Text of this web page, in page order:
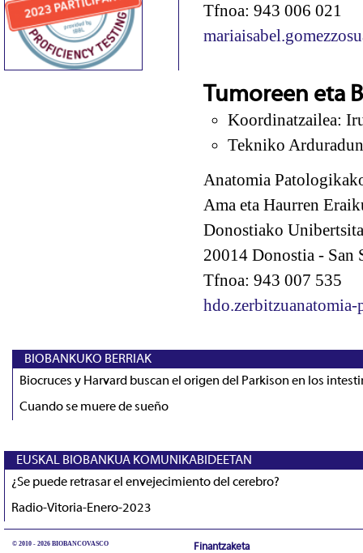
Tfnoa: 943 006 021
Tumoreen eta
Koordinatzailea:
Tekniko
Anatomia
Ama eta Haurren
Donostiako
20014 Donostia - San
Tfnoa: 943 007 535
BIOBANKUKO BERRIAK
Biocruces y Harvard buscan el origen del Parkison en los
Cuando se muere de sueño
EUSKAL BIOBANKUA KOMUNIKABIDEETAN
¿Se puede retrasar el envejecimiento del cerebro?
Radio-Vitoria-Enero-2023
© 2010 - 2026 BIOBANCOVASCO
Finantzaketa